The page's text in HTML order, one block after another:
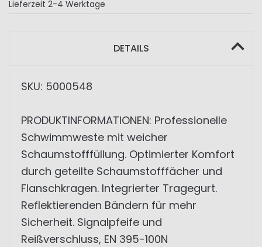
Lieferzeit 2-4 Werktage
DETAILS
SKU: 5000548
PRODUKTINFORMATIONEN: Professionelle
Schwimmweste mit weicher
Schaumstofffüllung. Optimierter Komfort
durch geteilte Schaumstofffächer und
Flanschkragen. Integrierter Tragegurt.
Reflektierenden Bändern für mehr
Sicherheit. Signalpfeife und
Reißverschluss, EN 395-100N